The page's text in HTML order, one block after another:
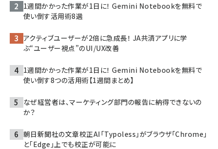
1週間かかった作業が1日に！ Gemini Notebookを無料で
使い倒す活用術8選
アクティブユーザーが2倍に急成長！ JA共済アプリに学
ぶ“ユーザー視点”のUI/UX改善
1週間かかった作業が1日に！ Gemini Notebookを無料で
使い倒す8つの活用術【1週間まとめ】
なぜ経営者は、マーケティング部門の報告に納得できないの
か？
朝日新聞社の文章校正AI「Typoless」がブラウザ「Chrome」
と「Edge」上でも校正が可能に